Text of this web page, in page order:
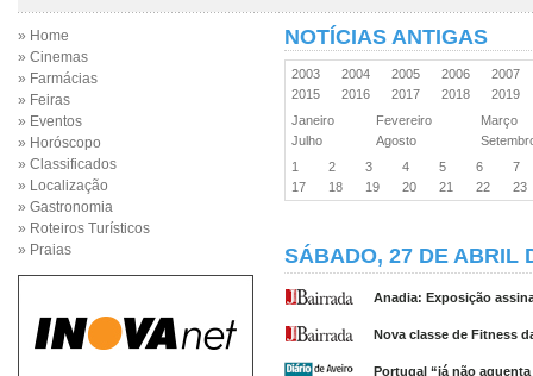
» Home
» Cinemas
» Farmácias
» Feiras
» Eventos
» Horóscopo
» Classificados
» Localização
» Gastronomia
» Roteiros Turísticos
» Praias
NOTÍCIAS ANTIGAS
2003 2004 2005 2006
2007
2015
2016 2017 2018
2019
Janeiro
Fevereiro
Março
Julho
Agosto
1
2 3 4 5 6
7
17
18 19 20 21 22 23
SÁBADO, 27 DE ABRIL
Anadia: Exposição
Nova classe de Fitness
Portugal “já não